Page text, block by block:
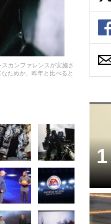
カンファレンスが実施さ
ためか、昨年と比べると